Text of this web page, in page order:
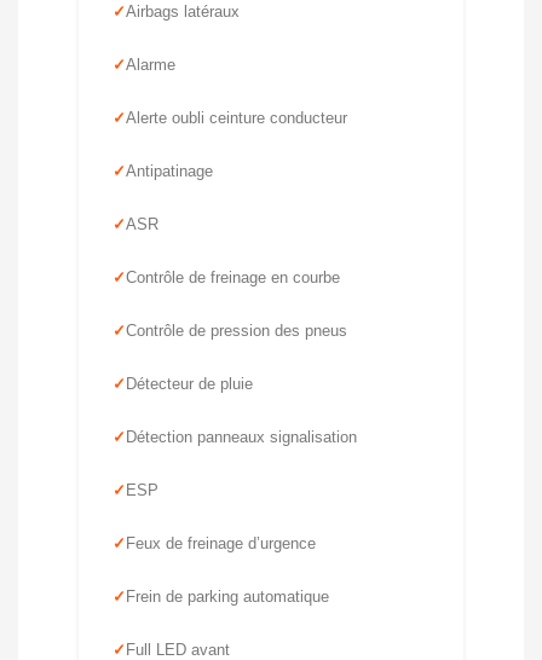
Airbags latéraux
Alarme
Alerte oubli ceinture conducteur
Antipatinage
ASR
Contrôle de freinage en courbe
Contrôle de pression des pneus
Détecteur de pluie
Détection panneaux signalisation
ESP
Feux de freinage d’urgence
Frein de parking automatique
Full LED avant